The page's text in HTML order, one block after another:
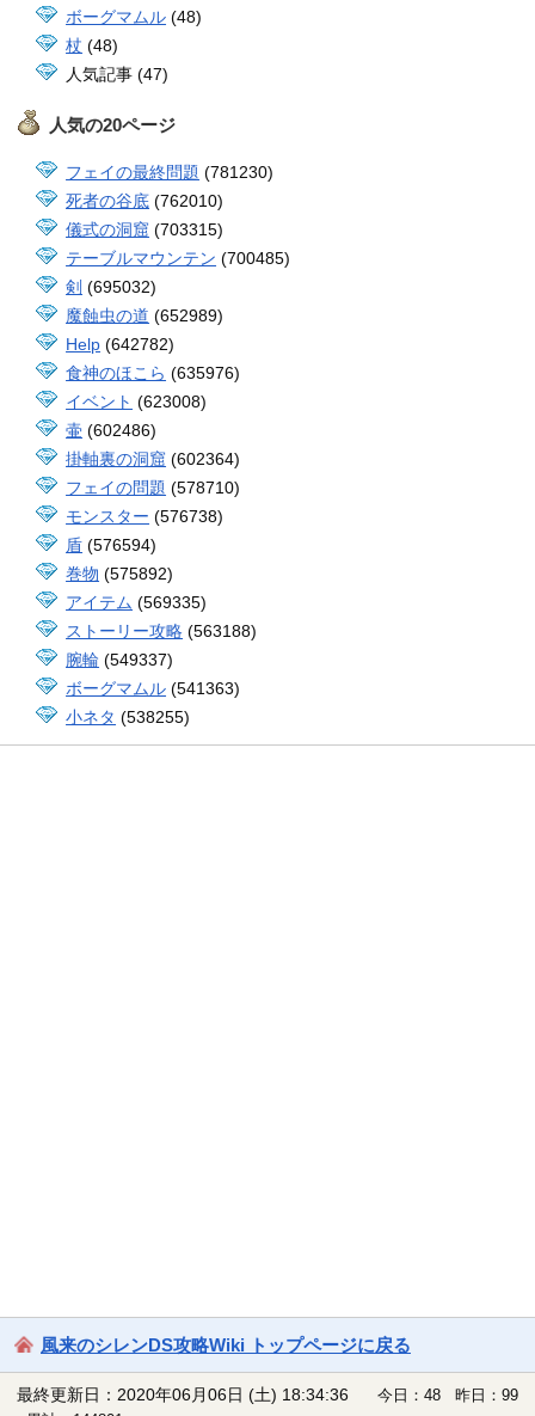
ボーグマムル (48)
杖 (48)
人気記事 (47)
人気の20ページ
フェイの最終問題 (781230)
死者の谷底 (762010)
儀式の洞窟 (703315)
テーブルマウンテン (700485)
剣 (695032)
魔蝕虫の道 (652989)
Help (642782)
食神のほこら (635976)
イベント (623008)
壷 (602486)
掛軸裏の洞窟 (602364)
フェイの問題 (578710)
モンスター (576738)
盾 (576594)
巻物 (575892)
アイテム (569335)
ストーリー攻略 (563188)
腕輪 (549337)
ボーグマムル (541363)
小ネタ (538255)
風来のシレンDS攻略Wiki トップページに戻る
最終更新日：2020年06月06日 (土) 18:34:36
今日：48 昨日：99